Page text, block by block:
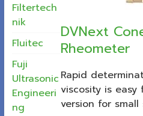
DVNext
Rheometer
Rapid
viscosity is
version for small
Filtertech
nik
Fluitec
Fuji
Ultrasonic
Engineeri
ng